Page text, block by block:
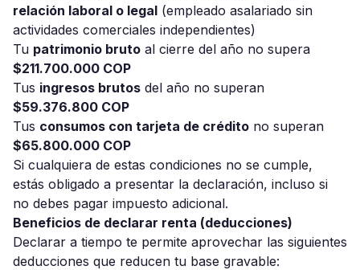
relación laboral o legal (empleado asalariado sin
actividades comerciales independientes)
Tu patrimonio bruto al cierre del año no supera
$211.700.000 COP
Tus ingresos brutos del año no superan
$59.376.800 COP
Tus consumos con tarjeta de crédito no superan
$65.800.000 COP
Si cualquiera de estas condiciones no se cumple,
estás obligado a presentar la declaración, incluso si
no debes pagar impuesto adicional.
Beneficios de declarar renta (deducciones)
Declarar a tiempo te permite aprovechar las siguientes
deducciones que reducen tu base gravable: